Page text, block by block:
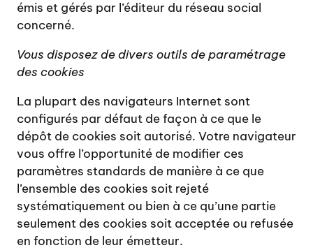
émis et gérés par l’éditeur du réseau social
concerné.
Vous disposez de divers outils de paramétrage
des cookies
La plupart des navigateurs Internet sont
configurés par défaut de façon à ce que le
dépôt de cookies soit autorisé. Votre navigateur
vous offre l’opportunité de modifier ces
paramètres standards de manière à ce que
l’ensemble des cookies soit rejeté
systématiquement ou bien à ce qu’une partie
seulement des cookies soit acceptée ou refusée
en fonction de leur émetteur.